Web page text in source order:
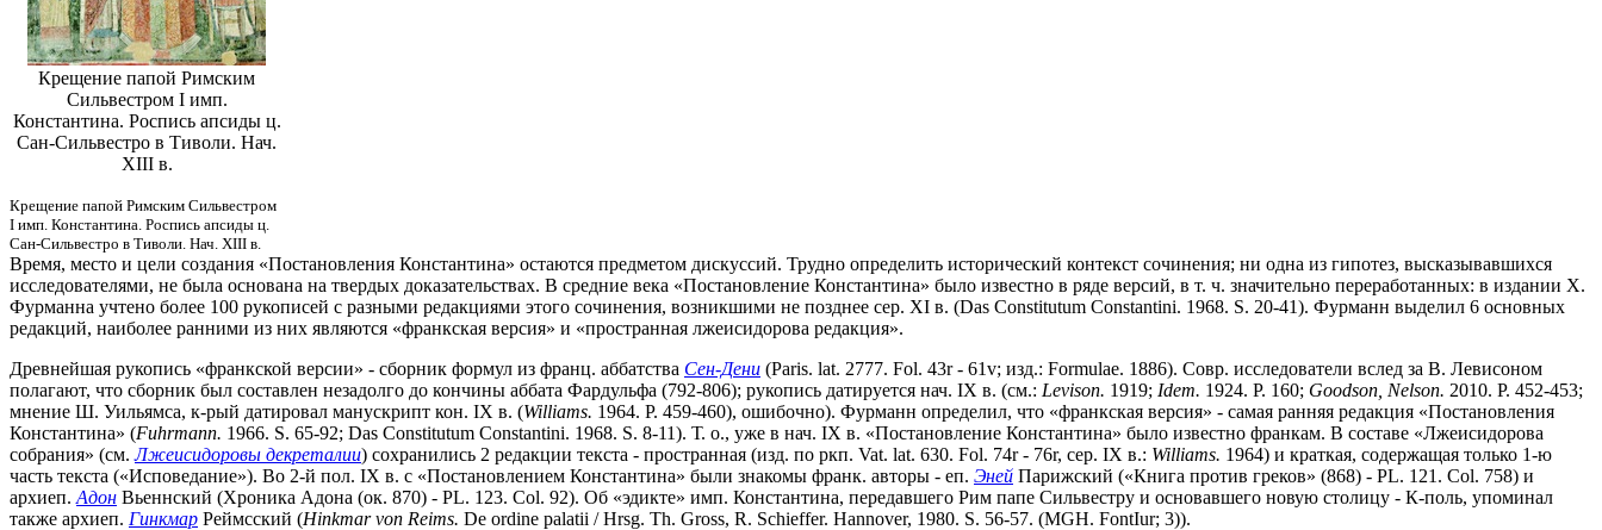
Крещение папой Римским
Сильвестром I имп.
Константина. Роспись апсиды ц.
Сан-Сильвестро в Тиволи. Нач.
XIII в.
Крещение папой Римским Сильвестром
I имп. Константина. Роспись апсиды ц.
Сан-Сильвестро в Тиволи. Нач. XIII в.
Время, место и цели создания «Постановления Константина» остаются предметом дискуссий. Трудно определить исторический контекст сочинения; ни одна из гипотез, высказывавшихся
исследователями, не была основана на твердых доказательствах. В средние века «Постановление Константина» было известно в ряде версий, в т. ч. значительно переработанных: в издании Х.
Фурманна учтено более 100 рукописей с разными редакциями этого сочинения, возникшими не позднее сер. XI в. (Das Constitutum Constantini. 1968. S. 20-41). Фурманн выделил 6 основных
редакций, наиболее ранними из них являются «франкская версия» и «пространная лжеисидорова редакция».
Древнейшая рукопись «франкской версии» - сборник формул из франц. аббатства Сен-Дени (Paris. lat. 2777. Fol. 43r - 61v; изд.: Formulae. 1886). Совр. исследователи вслед за В. Левисоном
полагают, что сборник был составлен незадолго до кончины аббата Фардульфа (792-806); рукопись датируется нач. IX в. (см.: Levison. 1919; Idem. 1924. P. 160; Goodson, Nelson. 2010. P. 452-453;
мнение Ш. Уильямса, к-рый датировал манускрипт кон. IX в. (Williams. 1964. P. 459-460), ошибочно). Фурманн определил, что «франкская версия» - самая ранняя редакция «Постановления
Константина» (Fuhrmann. 1966. S. 65-92; Das Constitutum Constantini. 1968. S. 8-11). Т. о., уже в нач. IX в. «Постановление Константина» было известно франкам. В составе «Лжеисидорова
собрания» (см.Лжеисидоровы декреталии) сохранились 2 редакции текста - пространная (изд. по ркп. Vat. lat. 630. Fol. 74r - 76r, сер. IX в.: Williams. 1964) и краткая, содержащая только 1-ю
часть текста («Исповедание»). Во 2-й пол. IX в. с «Постановлением Константина» были знакомы франк. авторы - еп. Эней Парижский («Книга против греков» (868) - PL. 121. Col. 758) и
архиеп. Адон Вьеннский (Хроника Адона (ок. 870) - PL. 123. Col. 92). Об «эдикте» имп. Константина, передавшего Рим папе Сильвестру и основавшего новую столицу - К-поль, упоминал
также архиеп. Гинкмар Реймсский (Hinkmar von Reims. De ordine palatii / Hrsg. Th. Gross, R. Schieffer. Hannover, 1980. S. 56-57. (MGH. FontIur; 3)).